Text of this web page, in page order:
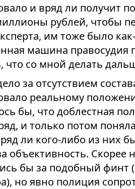
и вряд ли получит
рублей, чтобы
им тоже было
машина правосудия
что со мной делать
за отсутствием
реальному
бы, что доблестная
и только потом
ли кого-либо из них
объективность. Скорее
бы за подобный финт
но явно полиция